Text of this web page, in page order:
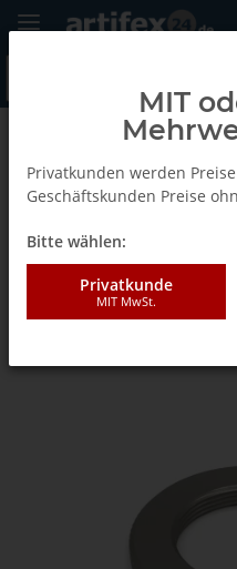
Zurück zur Liste Profilia
Lamello
für Profila Pro,
MIT
Privatkunden werden
Geschäftskunden Preise
Bitte wählen:
Privatkunde
MIT MwSt.